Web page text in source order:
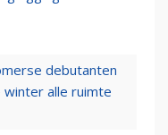
debutanten
winter alle ruimte